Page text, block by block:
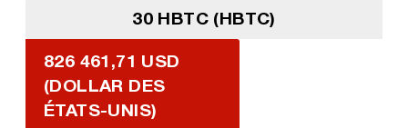
30 HBTC (HBTC)
826 461,71 USD
(DOLLAR DES
ÉTATS-UNIS)